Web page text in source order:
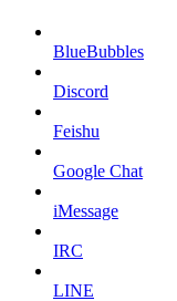
BlueBubbles
Discord
Feishu
Google Chat
iMessage
IRC
LINE